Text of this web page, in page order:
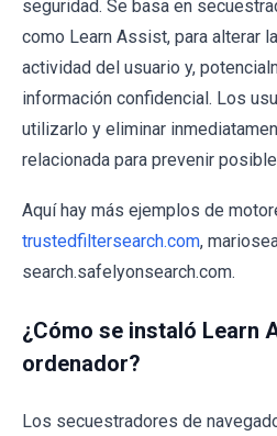
seguridad. Se basa en
como Learn Assist, para alterar
actividad del usuario y,
información confidencial. Los
utilizarlo y eliminar
relacionada para prevenir
Aquí hay más ejemplos de
trustedfiltersearch.com,
search.safelyonsearch.com.
¿Cómo se instaló Learn
ordenador?
Los secuestradores de